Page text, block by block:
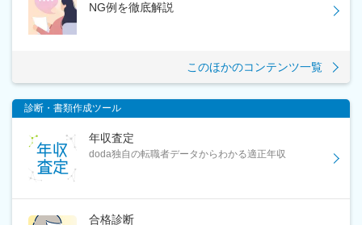
NG例を徹底解説
このほかのコンテンツ一覧
診断・書類作成ツール
年収査定
doda独自の転職者データからわかる適正年収
合格診断